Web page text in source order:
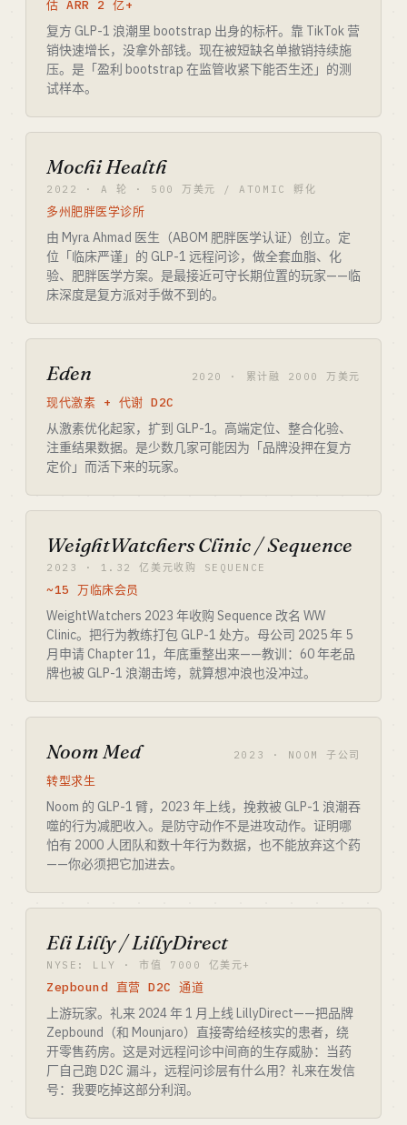
估 ARR 2 亿+
复方 GLP-1 浪潮里 bootstrap 出身的标杆。靠 TikTok 营
销快速增长，没拿外部钱。现在被短缺名单撤销持续施
压。是「盈利 bootstrap 在监管收紧下能否生还」的测
试样本。
Mochi Health
2022 · A 轮 · 500 万美元 / ATOMIC 孵化
多州肥胖医学诊所
由 Myra Ahmad 医生（ABOM 肥胖医学认证）创立。定
位「临床严谨」的 GLP-1 远程问诊，做全套血脂、化
验、肥胖医学方案。是最接近可守长期位置的玩家——临
床深度是复方派对手做不到的。
Eden 2020 · 累计融 2000 万美元
现代激素 + 代谢 D2C
从激素优化起家，扩到 GLP-1。高端定位、整合化验、
注重结果数据。是少数几家可能因为「品牌没押在复方
定价」而活下来的玩家。
WeightWatchers Clinic / Sequence
2023 · 1.32 亿美元收购 SEQUENCE
~15 万临床会员
WeightWatchers 2023 年收购 Sequence 改名 WW
Clinic。把行为教练打包 GLP-1 处方。母公司 2025 年 5
月申请 Chapter 11，年底重整出来——教训：60 年老品
牌也被 GLP-1 浪潮击垮，就算想冲浪也没冲过。
Noom Med 2023 · NOOM 子公司
转型求生
Noom 的 GLP-1 臂，2023 年上线，挽救被 GLP-1 浪潮吞
噬的行为减肥收入。是防守动作不是进攻动作。证明哪
怕有 2000 人团队和数十年行为数据，也不能放弃这个药
——你必须把它加进去。
Eli Lilly / LillyDirect
NYSE: LLY · 市值 7000 亿美元+
Zepbound 直营 D2C 通道
上游玩家。礼来 2024 年 1 月上线 LillyDirect——把品牌
Zepbound（和 Mounjaro）直接寄给经核实的患者，绕
开零售药房。这是对远程问诊中间商的生存威胁：当药
厂自己跑 D2C 漏斗，远程问诊层有什么用？礼来在发信
号：我要吃掉这部分利润。